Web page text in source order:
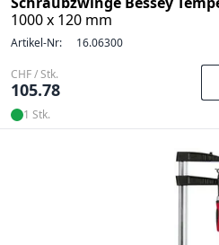
1000 x 120 mm
Artikel-Nr: 16.06300
CHF / Stk.
105.78
1 Stk.